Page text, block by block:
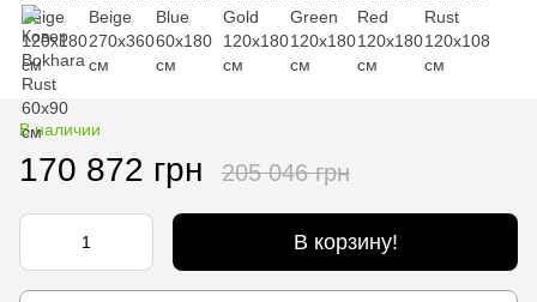
В наличии
170 872 грн 205 046 грн
В корзину!